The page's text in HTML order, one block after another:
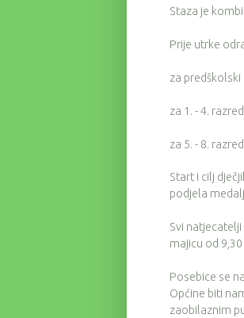
Staza je
Prije utrke
za predškolski
za 1. - 4.
za 5. - 8.
Start i cilj
podjela
Svi
majicu od
Posebice se
Općine biti
zaobilaznim